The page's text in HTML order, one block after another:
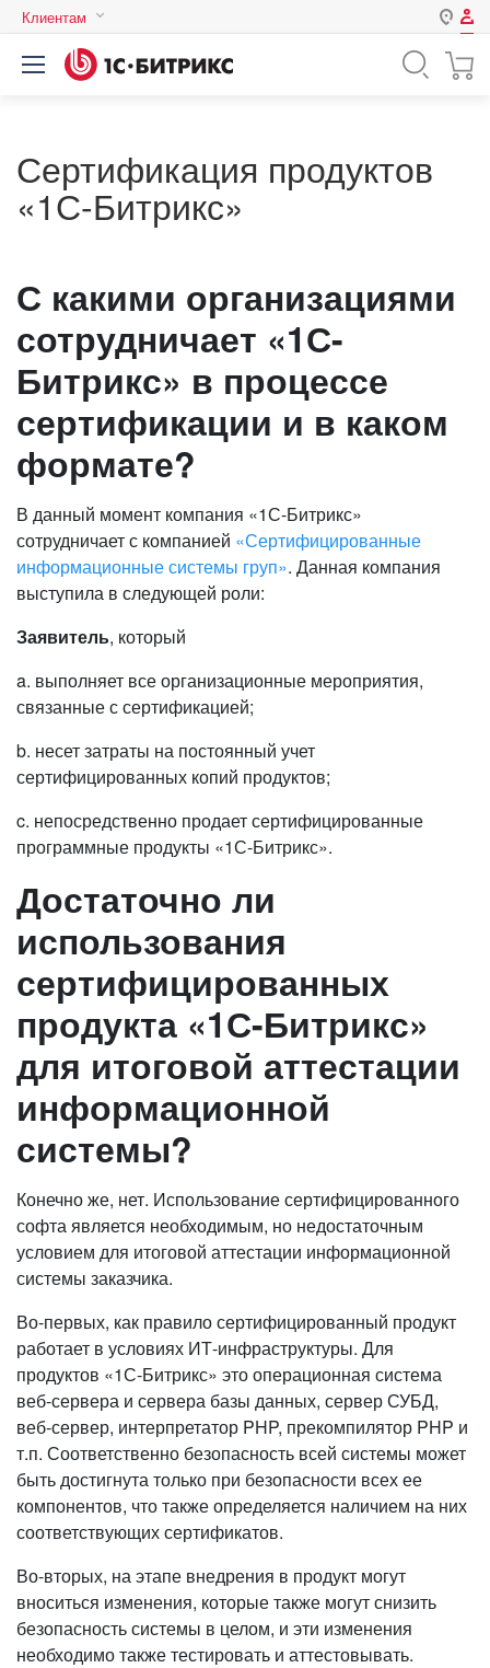
Клиентам
Авторизация
Логин
Запомнить меня на этом
компьютере
Забыли свой пароль?
или войдите с помощью
Сертификация продуктов
«1С-Битрикс»
С какими организациями
сотрудничает «1С-
Битрикс» в процессе
сертификации и в каком
формате?
В данный момент компания «1С-Битрикс»
сотрудничает с компанией «Сертифицированные
информационные системы груп». Данная компания
выступила в следующей роли:
Заявитель, который
a. выполняет все организационные мероприятия,
связанные с сертификацией;
b. несет затраты на постоянный учет
сертифицированных копий продуктов;
c. непосредственно продает сертифицированные
программные продукты «1С-Битрикс».
Достаточно ли
использования
сертифицированных
продукта «1С-Битрикс»
для итоговой аттестации
информационной
системы?
Конечно же, нет. Использование сертифицированного
софта является необходимым, но недостаточным
условием для итоговой аттестации информационной
системы заказчика.
Во-первых, как правило сертифицированный продукт
работает в условиях ИТ-инфраструктуры. Для
продуктов «1С-Битрикс» это операционная система
веб-сервера и сервера базы данных, сервер СУБД,
веб-сервер, интерпретатор PHP, прекомпилятор PHP и
т.п. Соответственно безопасность всей системы может
быть достигнута только при безопасности всех ее
компонентов, что также определяется наличием на них
соответствующих сертификатов.
Во-вторых, на этапе внедрения в продукт могут
вноситься изменения, которые также могут снизить
безопасность системы в целом, и эти изменения
необходимо также тестировать и аттестовывать.